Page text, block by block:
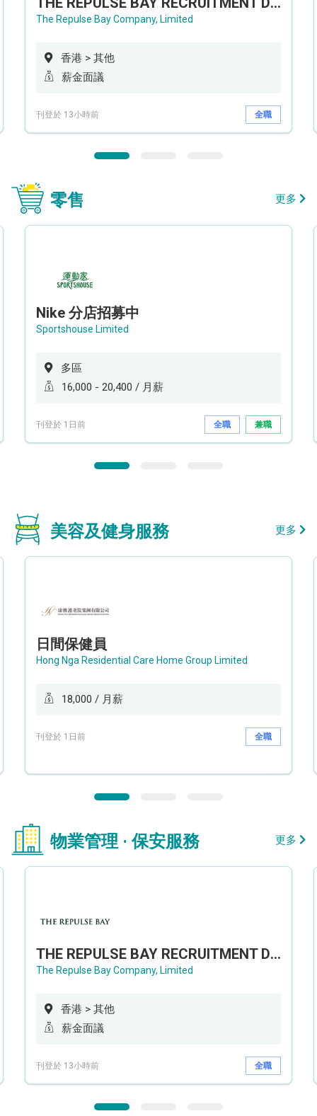
The Repulse Bay Company, Limited
香港 > 其他
薪金面議
刊登於 13小時前 全職
零售 更多
Nike 分店招募中
Sportshouse Limited
多區
16,000 - 20,400 / 月薪
刊登於 1日前 全職 兼職
美容及健身服務 更多
日間保健員
Hong Nga Residential Care Home Group Limited
18,000 / 月薪
刊登於 1日前 全職
物業管理 · 保安服務 更多
THE REPULSE BAY RECRUITMENT DAY 淺水灣影灣園人才招聘會
The Repulse Bay Company, Limited
香港 > 其他
薪金面議
刊登於 13小時前 全職